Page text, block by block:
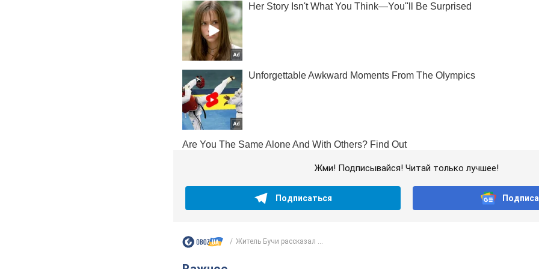
Жми! Подписывайся! Читай только лучшее!
Подписаться
Житель Бучи рассказал ...